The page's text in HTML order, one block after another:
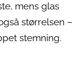
mens glas
størrelsen –
stemning.